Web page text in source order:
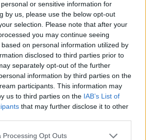
or sensitive information for
by us, please use the below opt-out
selection. Please note that after your
you may continue seeing
on personal information utilized by
disclosed to third parties prior to
separately opt-out of the further
information by third parties on the
participants. This information may
us to third parties on the IAB’s List of
that may further disclose it to other
Processing Opt Outs
Restricciones Navidad
RELACIONADAS